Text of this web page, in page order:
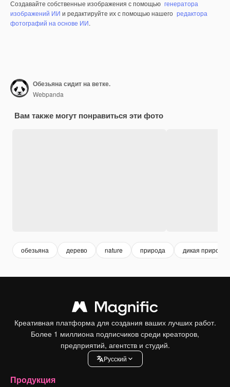
Создавайте собственные изображения с помощью генератора
изображений ИИ и редактируйте их с помощью нашего редактора
фотографий на основе ИИ.
Обезьяна сидит на ветке.
Webpanda
Вам также могут понравиться эти фото
обезьяна дерево nature природа дикая природа
Креативная платформа для создания ваших лучших работ.
Более 1 миллиона подписчиков среди креаторов,
предприятий, агентств и студий.
Pусский
Продукция